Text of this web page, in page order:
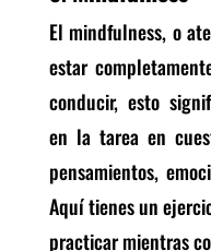
El mindfulness, o
estar
conducir, esto
en la tarea en
pensamientos,
Aquí tienes un
practicar mientras